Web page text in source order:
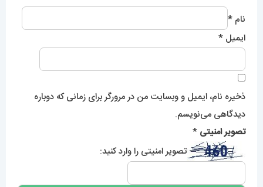
نام *
ایمیل *
ذخیره نام، ایمیل و وبسایت من در مرورگر برای زمانی که دوباره
دیدگاهی می‌نویسم.
تصویر امنیتی *
تصویر امنیتی را وارد کنید: